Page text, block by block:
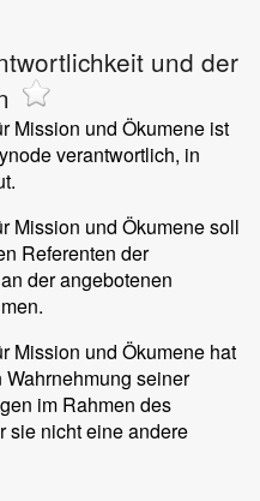
und der
Mission und Ökumene ist
verantwortlich, in
Mission und Ökumene soll
Referenten der
der angebotenen
Mission und Ökumene hat
seiner
im Rahmen des
sie nicht eine andere